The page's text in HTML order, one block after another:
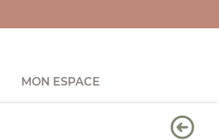
MON ESPACE